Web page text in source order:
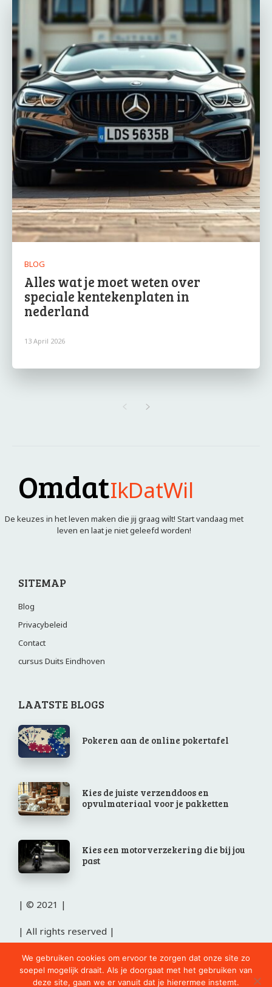
BLOG
Alles wat je moet weten over
speciale kentekenplaten in
nederland
13 April 2026
OmdatIkDatWil
De keuzes in het leven maken die jij graag wilt! Start vandaag met
leven en laat je niet geleefd worden!
SITEMAP
Blog
Privacybeleid
Contact
cursus Duits Eindhoven
LAATSTE BLOGS
Pokeren aan de online pokertafel
Kies de juiste verzenddoos en
opvulmateriaal voor je pakketten
Kies een motorverzekering die bij jou
past
| © 2021 |
| All rights reserved |
cursus Duits in Weert
We gebruiken cookies om ervoor te zorgen dat onze site zo
soepel mogelijk draait. Als je doorgaat met het gebruiken van
deze site, gaan we er vanuit dat je hierermee instemt.